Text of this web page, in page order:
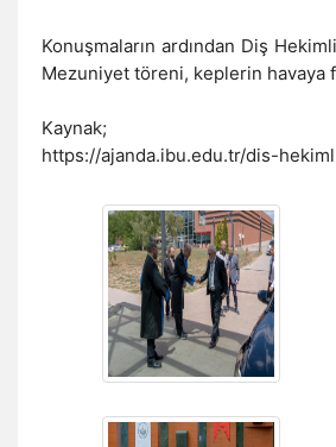
Konuşmaların ardından Diş
Mezuniyet töreni, keplerin havaya
Kaynak;
https://ajanda.ibu.edu.tr/dis-